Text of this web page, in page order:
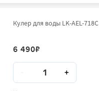
Кулер для воды LK-AEL-718C
6 490₽
Количество
+